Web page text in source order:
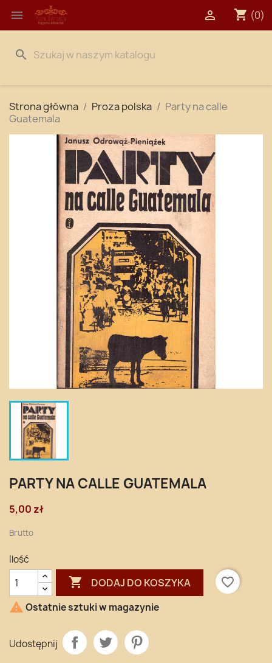
 shopping_cart (0)

search
Strona główna Proza polska
Party na calle
Guatemala
PARTY NA CALLE GUATEMALA
5,00 zł
Brutto
Ilość
 DODAJ DO KOSZYKA
favorite_border
 Ostatnie sztuki w magazynie
Udostępnij